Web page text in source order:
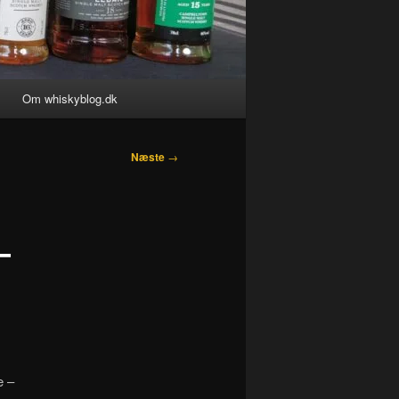
Om whiskyblog.dk
Næste →
–